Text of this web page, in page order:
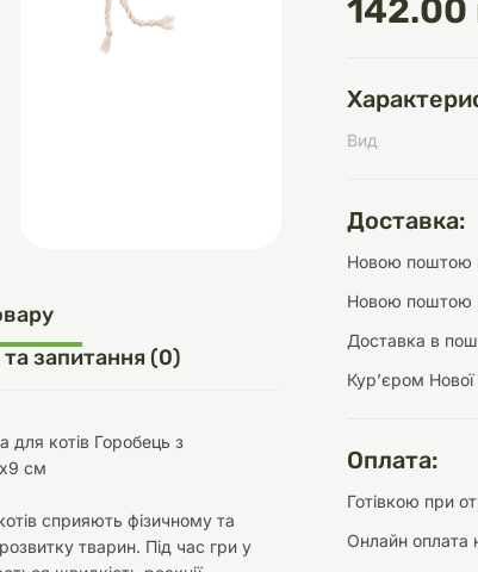
Переноски
та аскесуари
Інструменти для
догляду
Обігрівачі
Засоби для
142.00
Вид
Доставка:
Новою поштою
Новою поштою
Доставка в
Курʼєром
Оплата:
Готівкою при
Онлайн оплата
та запитання (0)
для котів Горобець з
см
сприяють фізичному та
тварин. Під час гри у